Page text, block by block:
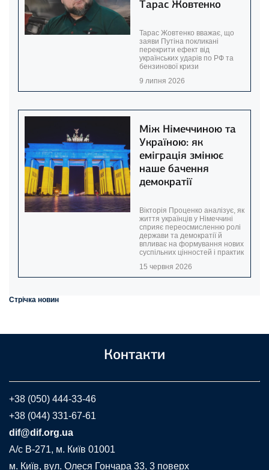
Тарас Жовтенко
Тарас Жовтенко вважає, що
заяви Путіна покликані
перекрити ефект від
українських ударів по РФ та
бензинової кризи
9 липня 2026
Між Німеччиною та
Україною: як
еміграція змінює
наше бачення
демократії
Вікторія Проценко аналізує, як
життя українців у Німеччині
сприяє переосмисленню ролі
держави та демократії й
впливає на формування нових
суспільних цінностей і практик
15 червня 2026
Стрічка новин
Контакти
+38 (050) 444-33-46
+38 (044) 331-67-61
dif@dif.org.ua
A/c В-271, м. Київ 01001
м. Київ, вул. Олеся Гончара 33, 3 поверх